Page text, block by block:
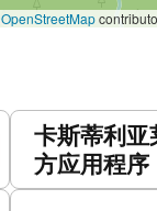
OpenStreetMap
卡斯蒂利亚
方应用程序